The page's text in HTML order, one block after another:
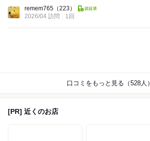
remem765 （223）
2026/04 訪問
1回
口コミをもっと見る（528人）
[PR] 近くのお店